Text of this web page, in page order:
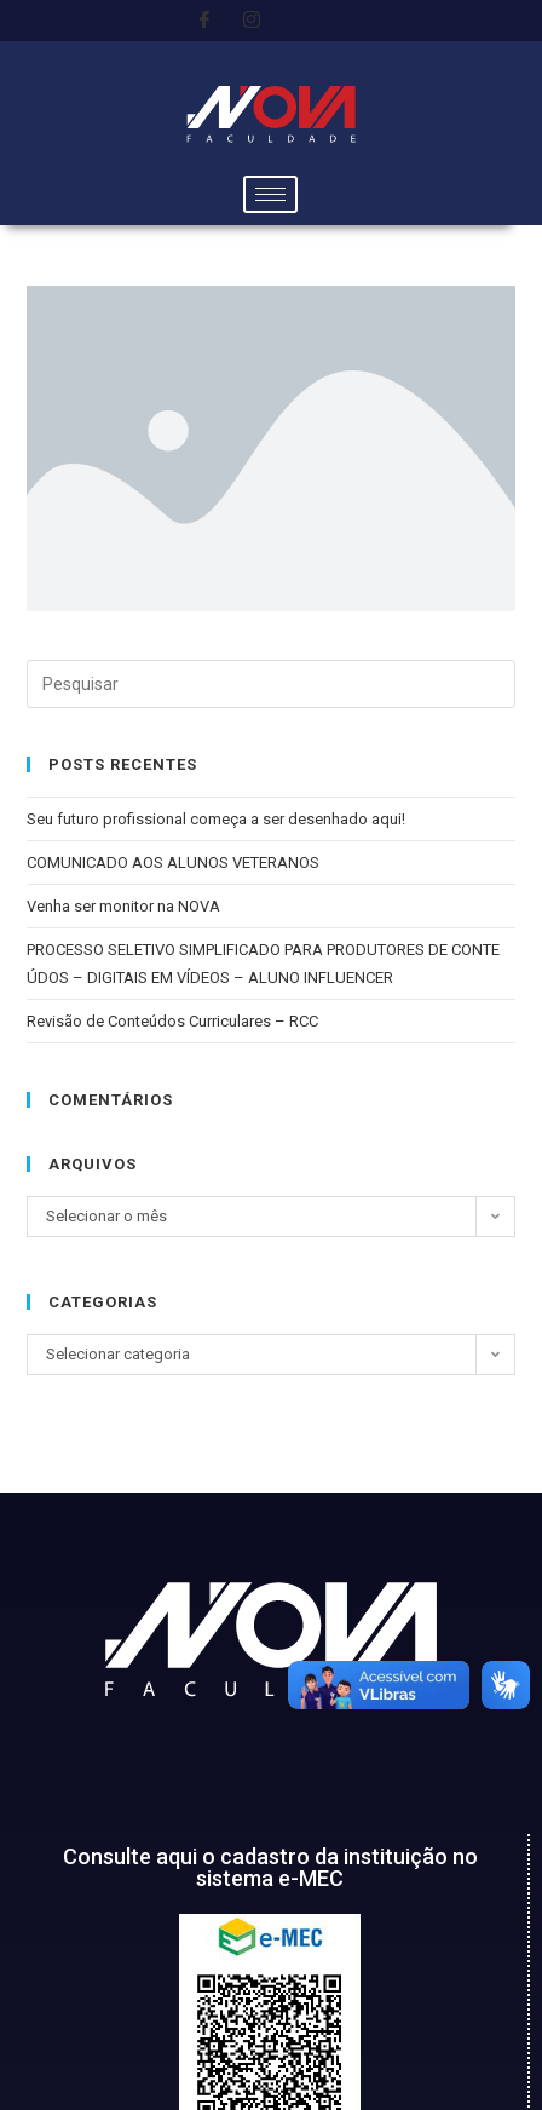
POSTS RECENTES
Seu futuro profissional começa a ser desenhado aqui!
COMUNICADO AOS ALUNOS VETERANOS
Venha ser monitor na NOVA
PROCESSO SELETIVO SIMPLIFICADO PARA PRODUTORES DE CONTE
ÚDOS – DIGITAIS EM VÍDEOS – ALUNO INFLUENCER
Revisão de Conteúdos Curriculares – RCC
COMENTÁRIOS
ARQUIVOS
Selecionar o mês
CATEGORIAS
Selecionar categoria
Consulte aqui o cadastro da instituição no
sistema e-MEC